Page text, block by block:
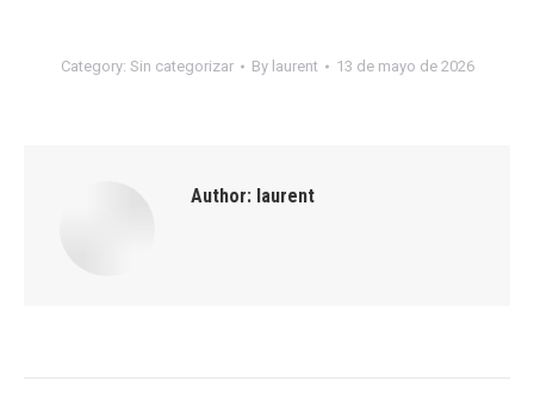
Category: Sin categorizar By laurent 13 de mayo de 2026
Author: laurent